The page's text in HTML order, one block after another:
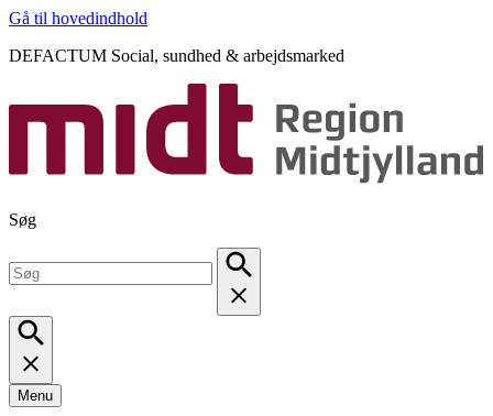
Gå til hovedindhold
DEFACTUM Social, sundhed & arbejdsmarked
Søg
Menu